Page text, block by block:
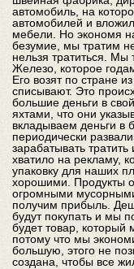
автомобиль, на
автомобилей и
мебели. Но экономя
безумие, мы тратим
нельзя тратиться. Мы
Железо, которое
Его возят по стране
списывают. Это
большие деньги в
яхтами, что они
вкладываем деньги в
периодически
зарабатывать
хватило на рекламу,
упаковку для наших
хорошими. Продукты
огромными
получим прибыль.
будут покупать и мы
будет товар,
потому что мы
большую, этого не
создана, чтобы все